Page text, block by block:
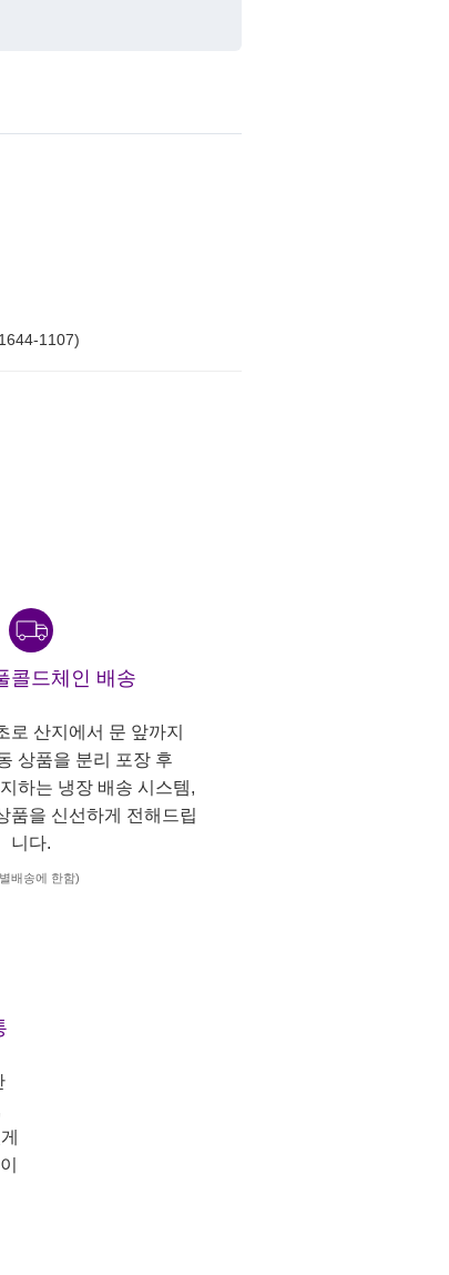
1107)
콜드체인 배송
로 산지에서 문 앞까지
상품을 분리 포장 후
하는 냉장 배송 시스템,
품을 신선하게 전해드립
니다.
배송에 한함)